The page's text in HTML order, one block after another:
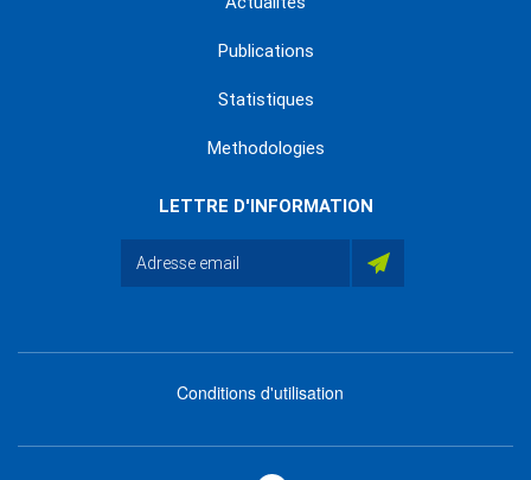
Publications
Statistiques
Methodologies
LETTRE D'INFORMATION
footer
Conditions d'utilisation